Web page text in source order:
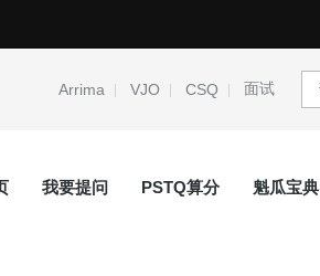
Arrima VJO CSQ 面试
我要提问 PSTQ算分 魁瓜宝典